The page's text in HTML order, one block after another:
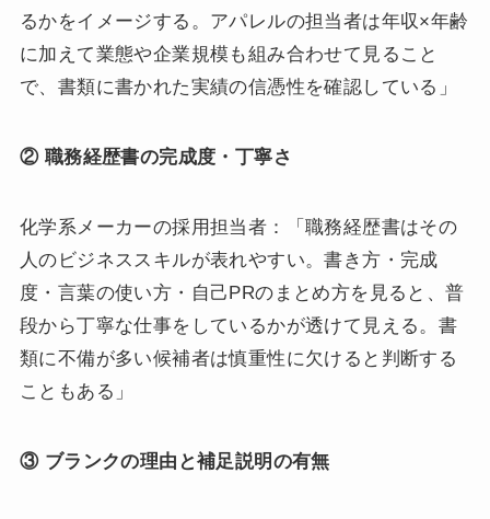
るかをイメージする。アパレルの担当者は年収×年齢
に加えて業態や企業規模も組み合わせて見ること
で、書類に書かれた実績の信憑性を確認している」
② 職務経歴書の完成度・丁寧さ
化学系メーカーの採用担当者：「職務経歴書はその
人のビジネススキルが表れやすい。書き方・完成
度・言葉の使い方・自己PRのまとめ方を見ると、普
段から丁寧な仕事をしているかが透けて見える。書
類に不備が多い候補者は慎重性に欠けると判断する
こともある」
③ ブランクの理由と補足説明の有無